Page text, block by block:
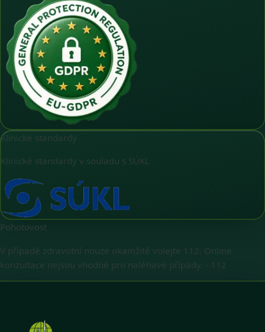
Klinické standardy
Klinické standardy v souladu s SÚKL
Pohotovost
V případě zdravotní nouze okamžitě volejte 112. Online
konzultace nejsou vhodné pro naléhavé případy. - 112